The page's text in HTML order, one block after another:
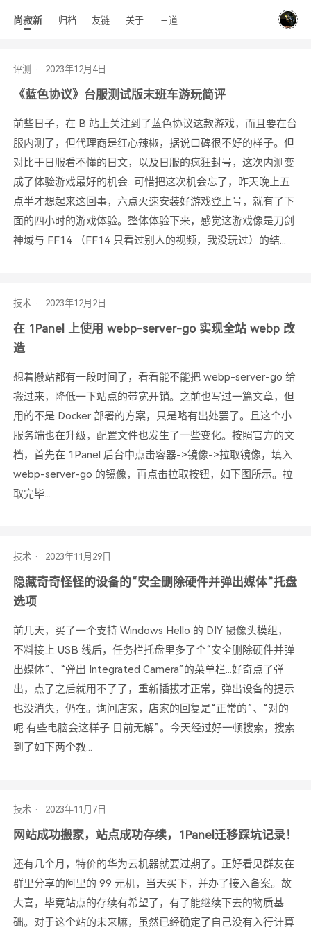
尚寂新 归档 友链 关于 三道
评测
《蓝色协议》台服测试版末班车游玩简评
前些日子，在 B 站上关注到了蓝色协议这款游戏，而且要在台
服内测了，但代理商是红心辣椒，据说口碑很不好的样子。但
对比于日服看不懂的日文，以及日服的疯狂封号，这次内测变
成了体验游戏最好的机会...可惜把这次机会忘了，昨天晚上五
点半才想起来这回事，六点火速安装好游戏登上号，就有了下
面的四小时的游戏体验。整体体验下来，感觉这游戏像是刀剑
神域与 FF14 （FF14 只看过别人的视频，我没玩过）的结...
技术
在 1Panel 上使用 webp-server-go 实现全站 webp 改
造
想着搬站都有一段时间了，看看能不能把 webp-server-go 给
搬过来，降低一下站点的带宽开销。之前也写过一篇文章，但
用的不是 Docker 部署的方案，只是略有出处罢了。且这个小
服务端也在升级，配置文件也发生了一些变化。按照官方的文
档，首先在 1Panel 后台中点击容器->镜像->拉取镜像，填入
webp-server-go 的镜像，再点击拉取按钮，如下图所示。拉
取完毕...
技术
隐藏奇奇怪怪的设备的“安全删除硬件并弹出媒体”托盘
选项
前几天，买了一个支持 Windows Hello 的 DIY 摄像头模组，
不料接上 USB 线后，任务栏托盘里多了个“安全删除硬件并弹
出媒体”、“弹出 Integrated Camera”的菜单栏...好奇点了弹
出，点了之后就用不了了，重新插拔才正常，弹出设备的提示
也没消失，仍在。询问店家，店家的回复是“正常的”、“对的
呢 有些电脑会这样子 目前无解”。今天经过好一顿搜索，搜索
到了如下两个教...
技术
网站成功搬家，站点成功存续，1Panel迁移踩坑记录！
还有几个月，特价的华为云机器就要过期了。正好看见群友在
群里分享的阿里的 99 元机，当天买下，并办了接入备案。故
大喜，毕竟站点的存续有希望了，有了能继续下去的物质基
础。对于这个站的未来嘛，虽然已经确定了自己没有入行计算